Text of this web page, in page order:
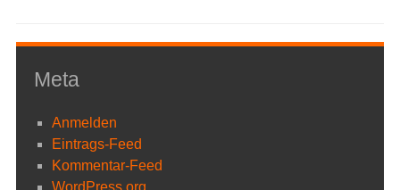
Meta
Anmelden
Eintrags-Feed
Kommentar-Feed
WordPress.org